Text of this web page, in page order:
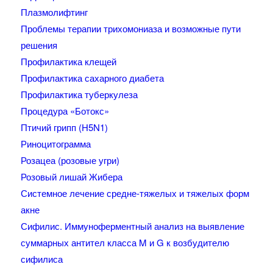
Плазмолифтинг
Проблемы терапии трихомониаза и возможные пути
решения
Профилактика клещей
Профилактика сахарного диабета
Профилактика туберкулеза
Процедура «Ботокс»
Птичий грипп (H5N1)
Риноцитограмма
Розацеа (розовые угри)
Розовый лишай Жибера
Системное лечение средне-тяжелых и тяжелых форм
акне
Сифилис. Иммуноферментный анализ на выявление
суммарных антител класса M и G к возбудителю
сифилиса